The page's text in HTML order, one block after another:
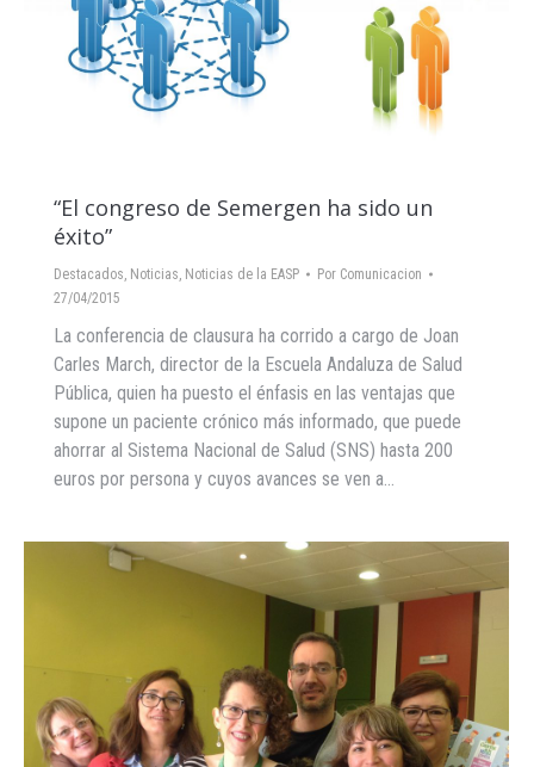
“El congreso de Semergen ha sido un
éxito”
Destacados, Noticias, Noticias de la EASP Por Comunicacion
27/04/2015
La conferencia de clausura ha corrido a cargo de Joan
Carles March, director de la Escuela Andaluza de Salud
Pública, quien ha puesto el énfasis en las ventajas que
supone un paciente crónico más informado, que puede
ahorrar al Sistema Nacional de Salud (SNS) hasta 200
euros por persona y cuyos avances se ven a…